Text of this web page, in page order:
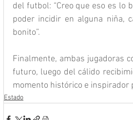
del futbol: “Creo que eso es lo
poder incidir en alguna niña,
bonito”.
Finalmente, ambas jugadoras
futuro, luego del cálido
momento histórico e
Estado